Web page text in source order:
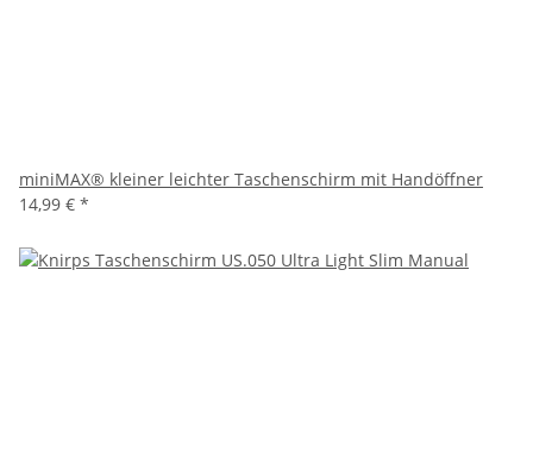
miniMAX® kleiner leichter Taschenschirm mit Handöffner
14,99 € *